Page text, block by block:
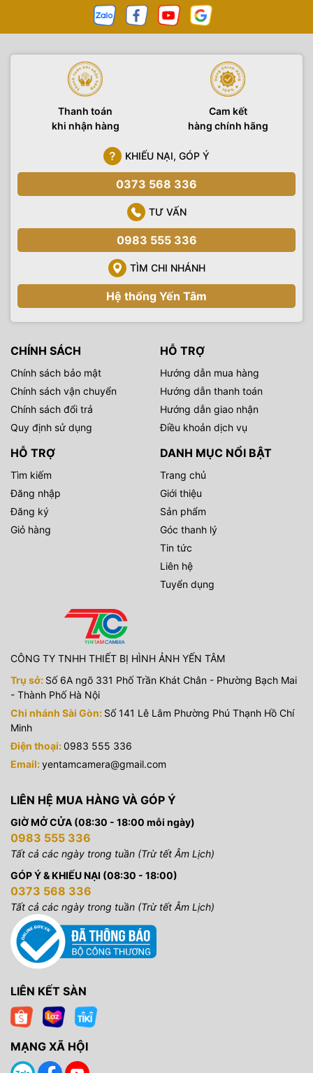
Ảnh chụp thực tế bộ phông loang cùng mẫu
Thanh toán
khi nhận hàng
Cam kết
hàng chính hãng
KHIẾU NẠI, GÓP Ý
0373 568 336
TƯ VẤN
0983 555 336
TÌM CHI NHÁNH
Hệ thống Yến Tâm
CHÍNH SÁCH
Chính sách bảo mật
Chính sách vận chuyển
Chính sách đổi trả
Quy định sử dụng
HỖ TRỢ
Hướng dẫn mua hàng
Hướng dẫn thanh toán
Hướng dẫn giao nhận
Điều khoản dịch vụ
HỖ TRỢ
Tìm kiếm
Đăng nhập
Đăng ký
Giỏ hàng
DANH MỤC NỔI BẬT
Trang chủ
Giới thiệu
Sản phẩm
Góc thanh lý
Tin tức
Liên hệ
Tuyển dụng
CÔNG TY TNHH THIẾT BỊ HÌNH ẢNH YẾN TÂM
Trụ sở: Số 6A ngõ 331 Phố Trần Khát Chân - Phường Bạch Mai
- Thành Phố Hà Nội
Chi nhánh Sài Gòn: Số 141 Lê Lâm Phường Phú Thạnh Hồ Chí
Minh
Điện thoại:0983 555 336
Email:yentamcamera@gmail.com
LIÊN HỆ MUA HÀNG VÀ GÓP Ý
GIỜ MỞ CỬA (08:30 - 18:00 mỗi ngày)
0983 555 336
Tất cả các ngày trong tuần (Trừ tết Âm Lịch)
GÓP Ý & KHIẾU NẠI (08:30 - 18:00)
0373 568 336
Tất cả các ngày trong tuần (Trừ tết Âm Lịch)
LIÊN KẾT SÀN
MẠNG XÃ HỘI